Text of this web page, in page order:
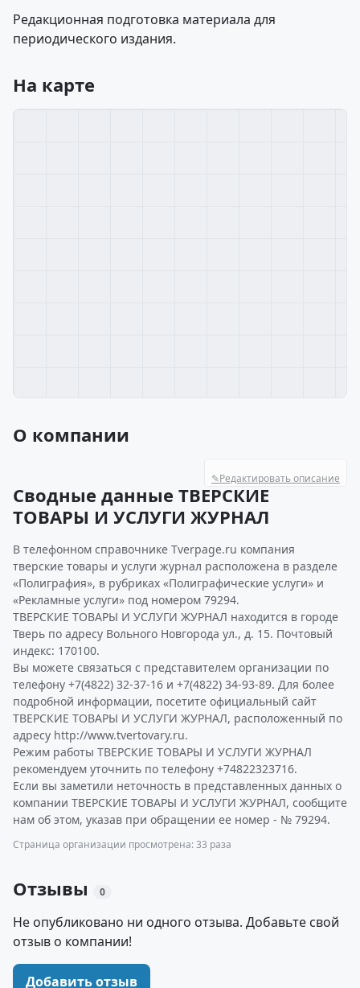
Редакционная подготовка материала для
периодического издания.
На карте
О компании
✎Редактировать описание
Сводные данные ТВЕРСКИЕ
ТОВАРЫ И УСЛУГИ ЖУРНАЛ
В телефонном справочнике Tverpage.ru компания
тверские товары и услуги журнал расположена в разделе
«Полиграфия», в рубриках «Полиграфические услуги» и
«Рекламные услуги» под номером 79294.
ТВЕРСКИЕ ТОВАРЫ И УСЛУГИ ЖУРНАЛ находится в городе
Тверь по адресу Вольного Новгорода ул., д. 15. Почтовый
индекс: 170100.
Вы можете связаться с представителем организации по
телефону +7(4822) 32-37-16 и +7(4822) 34-93-89. Для более
подробной информации, посетите официальный сайт
ТВЕРСКИЕ ТОВАРЫ И УСЛУГИ ЖУРНАЛ, расположенный по
адресу http://www.tvertovary.ru.
Режим работы ТВЕРСКИЕ ТОВАРЫ И УСЛУГИ ЖУРНАЛ
рекомендуем уточнить по телефону +74822323716.
Если вы заметили неточность в представленных данных о
компании ТВЕРСКИЕ ТОВАРЫ И УСЛУГИ ЖУРНАЛ, сообщите
нам об этом, указав при обращении ее номер - № 79294.
Страница организации просмотрена: 33 раза
Отзывы 0
Не опубликовано ни одного отзыва. Добавьте свой
отзыв о компании!
Добавить отзыв